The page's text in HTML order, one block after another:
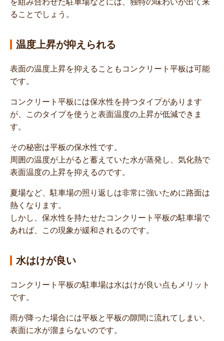
を組み合わせた駐車場などには、独特の味わいが出て来
ることでしょう。
温度上昇が抑えられる
表面の温度上昇を抑えることもコンクリート平板は可能
です。
コンクリート平板には保水性を持つタイプがあります
が、このタイプを使うと表面温度の上昇が低減できま
す。
その秘密は平板の保水性です。
周囲の温度が上がると蓄えていた水が蒸発し、気化熱で
表面温度の上昇を抑えるのです。
夏場など、駐車場の照り返しは非常に強いために路面は
熱くなります。
しかし、保水性を持たせたコンクリート平板の駐車場で
あれば、この現象が緩和されるのです。
水はけが良い
コンクリート平板の駐車場は水はけが良い点もメリット
です。
雨が降った場合には平板と平板の隙間に流れてしまい、
表面に水が溜まらないのです。